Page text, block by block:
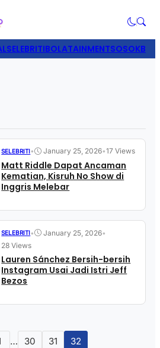
SELEBRITIBOLATAINMENTSOSOK
SELEBRITI• January 25, 2026•17 Views
Matt Riddle Dapat Ancaman
Kematian, Kisruh No Show di
Inggris Melebar
SELEBRITI• January 25, 2026•
28 Views
Lauren Sánchez Bersih-bersih
Instagram Usai Jadi Istri Jeff
Bezos
… 30 31 32